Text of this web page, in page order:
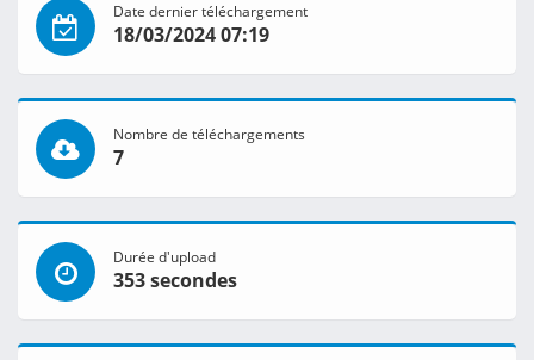
Date dernier téléchargement
18/03/2024 07:19
Nombre de téléchargements
7
Durée d'upload
353 secondes